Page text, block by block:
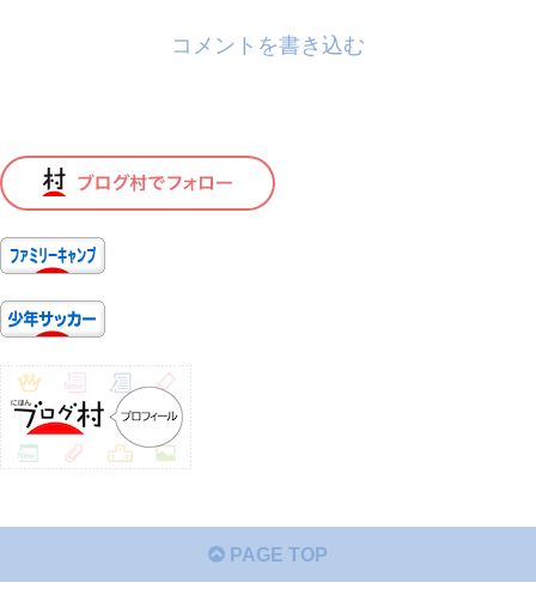
コメントを書き込む
PAGE TOP